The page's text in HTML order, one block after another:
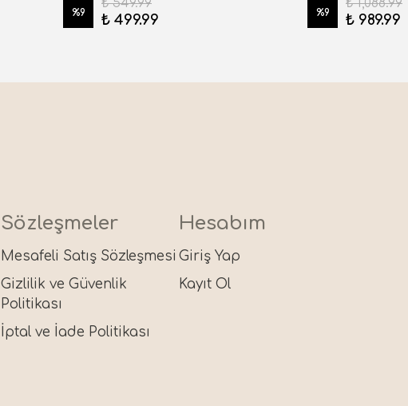
%9
₺ 549.99
₺ 499.99 %9
₺ 1,088.99
₺ 989.99
Sözleşmeler
Mesafeli Satış Sözleşmesi
Gizlilik ve Güvenlik
Politikası
İptal ve İade Politikası
Hesabım
Giriş Yap
Kayıt Ol